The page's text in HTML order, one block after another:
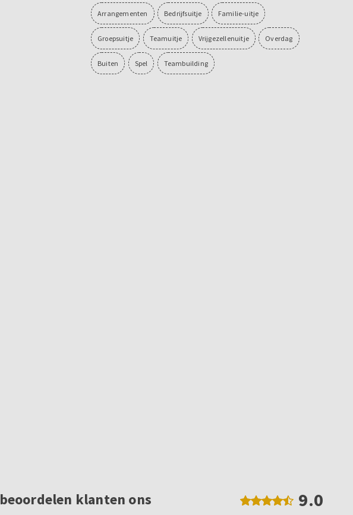
Arrangementen Bedrijfsuitje Familie-uitje
Groepsuitje Teamuitje Vrijgezellenuitje Overdag
Buiten Spel Teambuilding
klanten ons 9.0